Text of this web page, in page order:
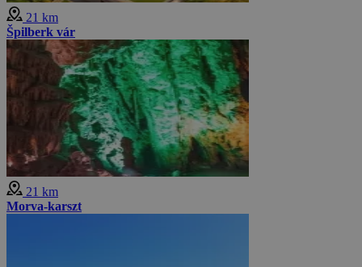
21 km
Špilberk vár
21 km
Morva-karszt